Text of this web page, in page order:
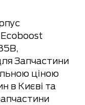
Ecoboost
Запчастини
ціною
в Києві та